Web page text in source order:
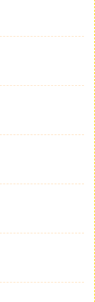
護條例》第
算機及其相
全，運行環
功能的正常
。
章制度行
損失就屬於違
任或刑事責
成重大事
處罰。
百七十六條
機器設備、殘